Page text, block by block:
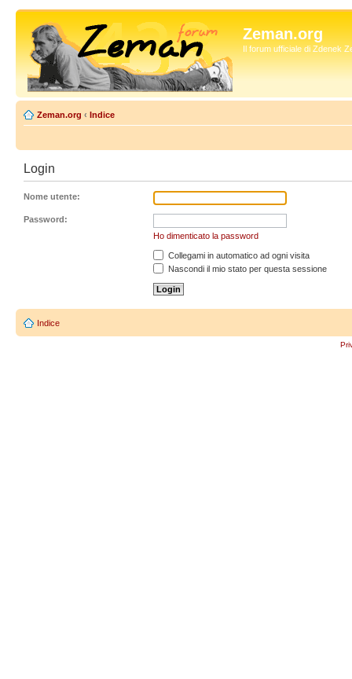
Zeman.org
Il forum ufficiale di Zdenek
Zeman.org ‹ Indice
Login
Nome utente:
Password:
Ho dimenticato la password
Collegami in automatico ad ogni visita
Nascondi il mio stato per questa sessione
Indice